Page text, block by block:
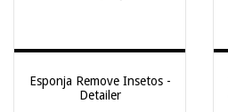
Esponja Remove Insetos -
Detailer